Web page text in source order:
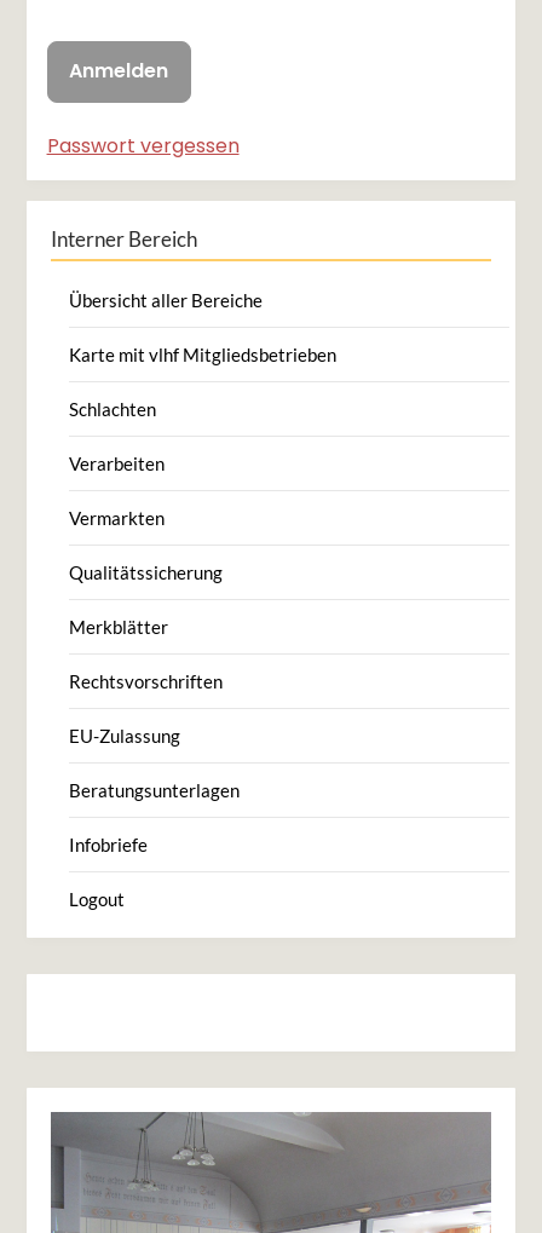
Passwort vergessen
Interner Bereich
Übersicht aller Bereiche
Karte mit vlhf Mitgliedsbetrieben
Schlachten
Verarbeiten
Vermarkten
Qualitätssicherung
Merkblätter
Rechtsvorschriften
EU-Zulassung
Beratungsunterlagen
Infobriefe
Logout